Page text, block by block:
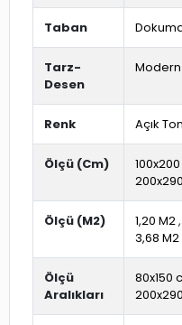
Taban
Tarz-
Desen
Modern
Renk Açık
Ölçü (Cm)
Ölçü (M2) 1,20 M2,
3,68 M2
Ölçü
Aralıkları
80x150